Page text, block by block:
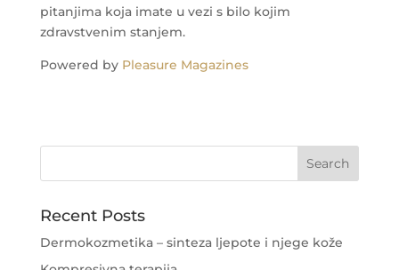
pitanjima koja imate u vezi s bilo kojim
zdravstvenim stanjem.
Powered by Pleasure Magazines
Recent Posts
Dermokozmetika – sinteza ljepote i njege kože